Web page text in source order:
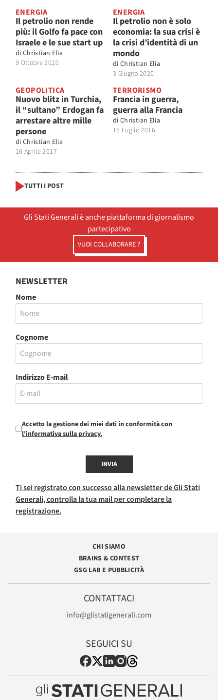
ENERGIA
Il petrolio non rende
più: il Golfo fa pace con
Israele e le sue start up
di Christian Elia
9 Ottobre 2020
ENERGIA
Il petrolio non è solo
economia: la sua crisi è
la crisi d’identità di un
mondo
di Christian Elia
3 Giugno 2020
GEOPOLITICA
Nuovo blitz in Turchia,
il “sultano” Erdogan fa
arrestare altre mille
persone
di Christian Elia
16 Aprile 2017
TERRORISMO
Francia in guerra,
guerra alla Francia
di Christian Elia
15 Luglio 2016
TUTTI I POST
Gli Stati Generali è anche piattaforma di giornalismo
partecipativo
VUOI COLLABORARE ?
NEWSLETTER
Nome
Cognome
Indirizzo E-mail
Accetto la gestione dei miei dati in conformità con
l'informativa sulla privacy.
INVIA
Ti sei registrato con successo alla newsletter de Gli Stati
Generali, controlla la tua mail per completare la
registrazione.
CHI SIAMO
BRAINS & CONTEST
GSG LAB E PUBBLICITÀ
CONTATTACI
info@glistatigenerali.com
SEGUICI SU